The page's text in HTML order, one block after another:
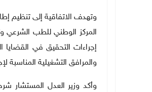
وتهدف الاتفاقية إلى تنظيم
المركز الوطني للطب الشرعي
إجراءات التحقيق في القضايا
والمرافق التشغيلية المناسبة
وأكد وزير العدل المستشار